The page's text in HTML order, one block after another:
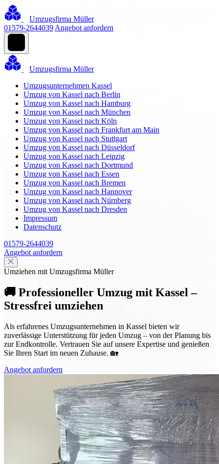
Umzugsfirma Müller
01579-2644039 Angebot anfordern
Umzugsfirma Müller
Umzugsunternehmen Kassel
Umzug von Kassel nach Berlin
Umzug von Kassel nach Hamburg
Umzug von Kassel nach München
Umzug von Kassel nach Köln
Umzug von Kassel nach Frankfurt am Main
Umzug von Kassel nach Stuttgart
Umzug von Kassel nach Düsseldorf
Umzug von Kassel nach Leipzig
Umzug von Kassel nach Dortmund
Umzug von Kassel nach Essen
Umzug von Kassel nach Bremen
Umzug von Kassel nach Hannover
Umzug von Kassel nach Nürnberg
Umzug von Kassel nach Dresden
Impressum
Datenschutz
01579-2644039
Angebot anfordern
Umziehen mit Umzugsfirma Müller
🚚 Professioneller Umzug mit Kassel –
Stressfrei umziehen
Als erfahrenes Umzugsunternehmen in Kassel bieten wir
zuverlässige Unterstützung für jeden Umzug – von der Planung bis
zur Endkontrolle. Vertrauen Sie auf unsere Expertise und genießen
Sie Ihren Start im neuen Zuhause. 🏡
Angebot anfordern